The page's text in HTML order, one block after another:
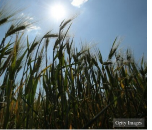
Getty Images